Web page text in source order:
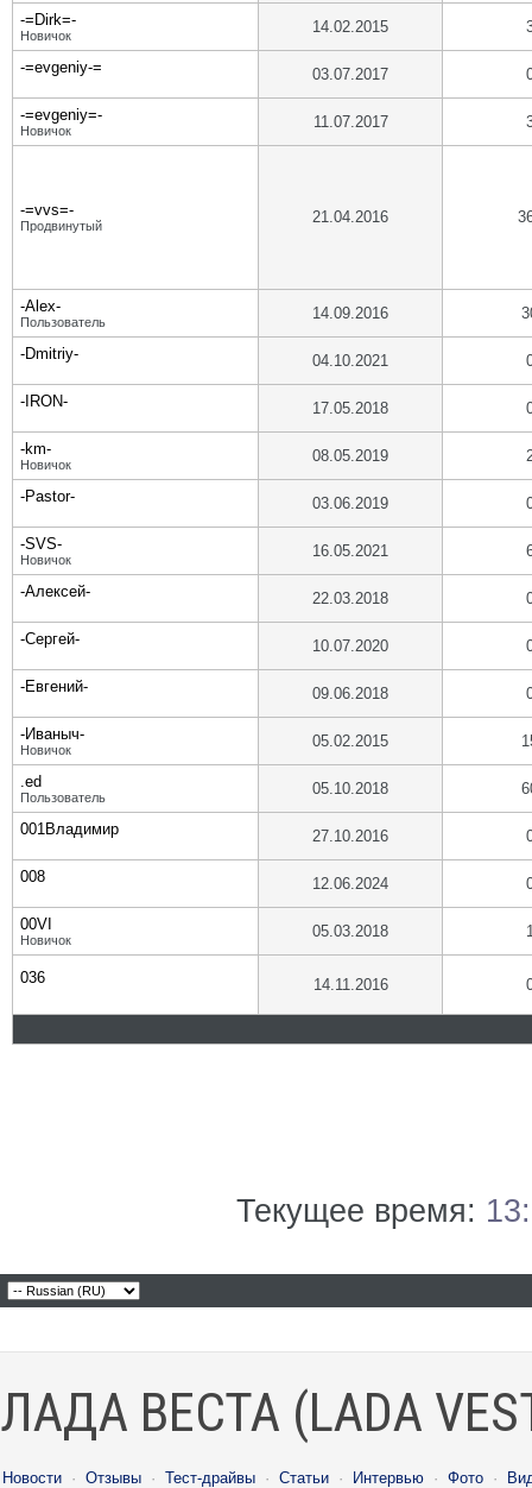
-=Dirk=-
Новичок 14.02.2015
-=evgeniy-= 03.07.2017
-=evgeniy=-
Новичок 11.07.2017
-=vvs=-
Продвинутый 21.04.2016
-Alex-
Пользователь 14.09.2016
-Dmitriy- 04.10.2021
-IRON- 17.05.2018
-km-
Новичок 08.05.2019
-Pastor- 03.06.2019
-SVS-
Новичок 16.05.2021
-Алексей- 22.03.2018
-Сергей- 10.07.2020
-Евгений- 09.06.2018
-Иваныч-
Новичок 05.02.2015
.ed
Пользователь 05.10.2018
001Владимир 27.10.2016
008 12.06.2024
00VI
Новичок 05.03.2018
036 14.11.2016
Текущее время:
ЛАДА ВЕСТА (LADA
Новости · Отзывы · Тест-драйвы · Статьи · Интервью · Фото ·